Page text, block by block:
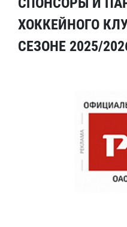
ХОККЕЙНОГО
СЕЗОНЕ 2025/